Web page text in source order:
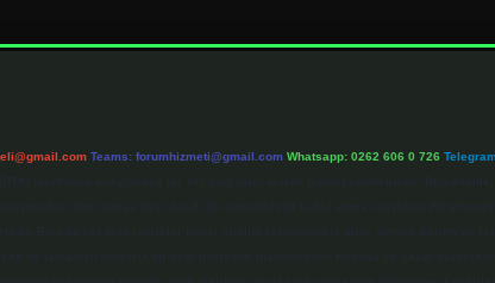
Teams: forumhizmeti@gmail.com Whatsapp: 0262 606 0 726
tarafından onaylanmış bir Yer Sağlayıcı olarak hizmet vermektedir. Bu